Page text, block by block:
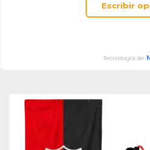
Escribir
Tecnología de